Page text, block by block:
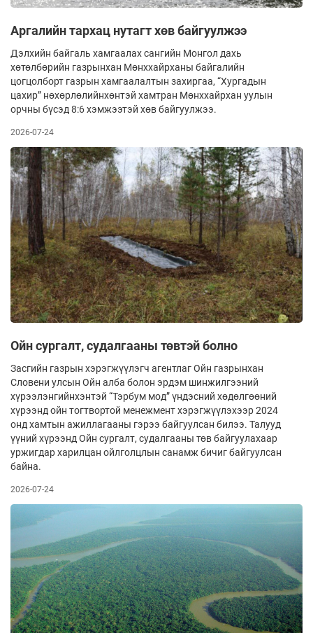
Аргалийн тархац нутагт хөв байгуулжээ
Дэлхийн байгаль хамгаалах сангийн Монгол дахь
хөтөлбөрийн газрынхан Мөнххайрханы байгалийн
цогцолборт газрын хамгаалалтын захиргаа, “Хургадын
цахир” нөхөрлөлийнхөнтэй хамтран Мөнххайрхан уулын
орчны бүсэд 8:6 хэмжээтэй хөв байгуулжээ.
2026-07-24
Ойн сургалт, судалгааны төвтэй болно
Засгийн газрын хэрэгжүүлэгч агентлаг Ойн газрынхан
Словени улсын Ойн алба болон эрдэм шинжилгээний
хүрээлэнгийнхэнтэй “Тэрбум мод” үндэсний хөдөлгөөний
хүрээнд ойн тогтвортой менежмент хэрэгжүүлэхээр 2024
онд хамтын ажиллагааны гэрээ байгуулсан билээ. Талууд
үүний хүрээнд Ойн сургалт, судалгааны төв байгуулахаар
уржигдар харилцан ойлголцлын санамж бичиг байгуулсан
байна.
2026-07-24